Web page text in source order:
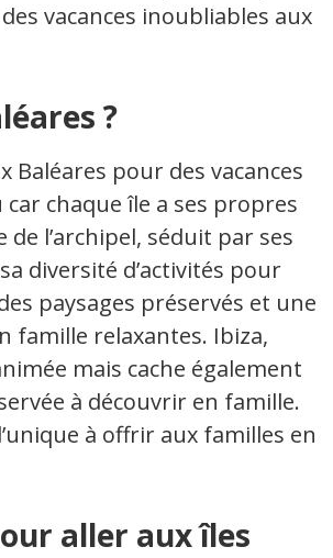
vacances inoubliables aux
?
Baléares pour des vacances
chaque île a ses propres
l’archipel, séduit par ses
diversité d’activités pour
paysages préservés et une
famille relaxantes. Ibiza,
mais cache également
à découvrir en famille.
à offrir aux familles en
aller aux îles